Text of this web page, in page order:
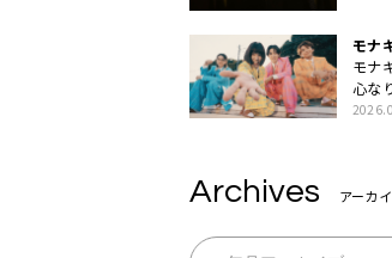
モナ
モナ
心な
ギタ
Archives アーカ